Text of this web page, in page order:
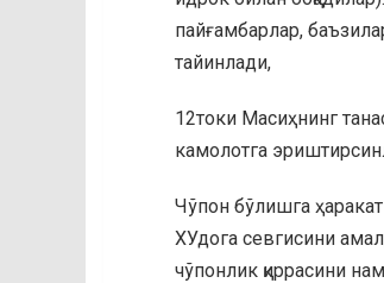
пайғамбарлар,
тайинлади,
12токи Масиҳнинг
камолотга
Чўпон бўлишга
ХУдога севгисини
чўпонлик қиррасини